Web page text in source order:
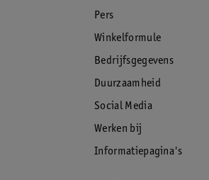
Pers
Winkelformule
Bedrijfsgegevens
Duurzaamheid
Social Media
Werken bij
Informatiepagina's